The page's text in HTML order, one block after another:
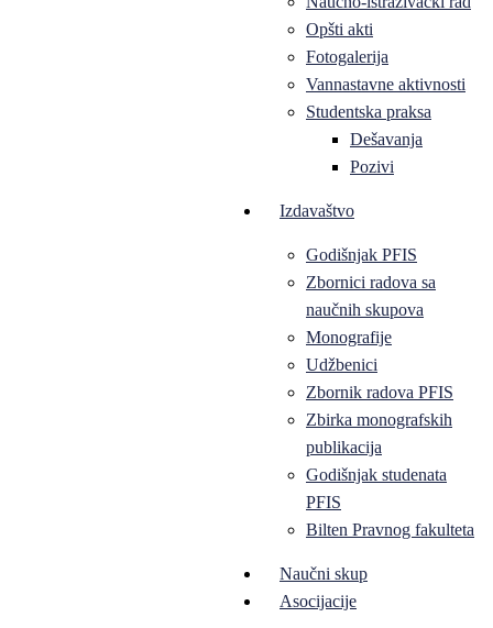
Opšti akti
Fotogalerija
Vannastavne aktivnosti
Studentska praksa
Dešavanja
Pozivi
Izdavaštvo
Godišnjak PFIS
Zbornici radova sa
naučnih skupova
Monografije
Udžbenici
Zbornik radova PFIS
Zbirka monografskih
publikacija
Godišnjak studenata
PFIS
Bilten Pravnog fakulteta
Naučni skup
Asocijacije